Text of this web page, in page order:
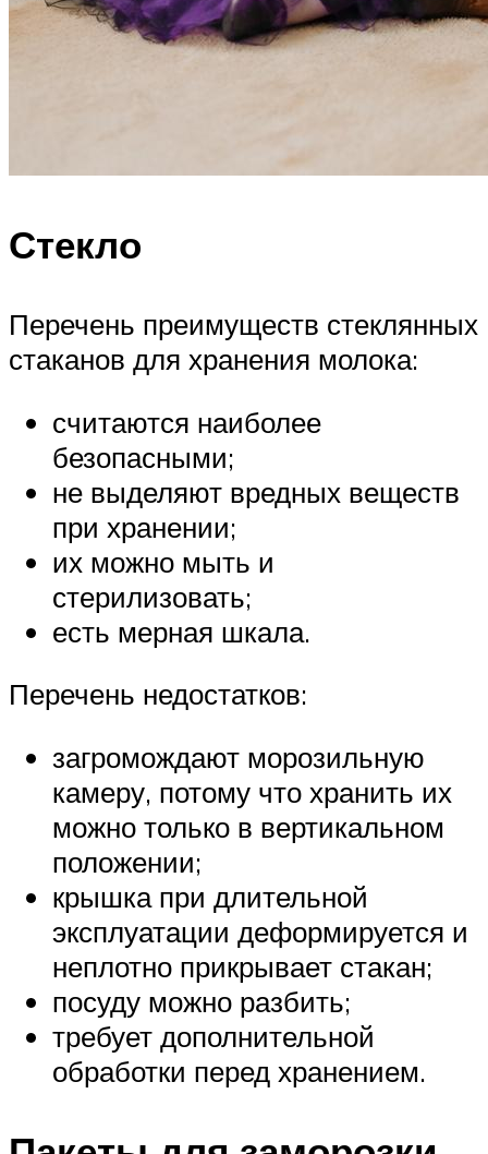
Стекло
Перечень преимуществ стеклянных
стаканов для хранения молока:
считаются наиболее
безопасными;
не выделяют вредных веществ
при хранении;
их можно мыть и
стерилизовать;
есть мерная шкала.
Перечень недостатков:
загромождают морозильную
камеру, потому что хранить их
можно только в вертикальном
положении;
крышка при длительной
эксплуатации деформируется и
неплотно прикрывает стакан;
посуду можно разбить;
требует дополнительной
обработки перед хранением.